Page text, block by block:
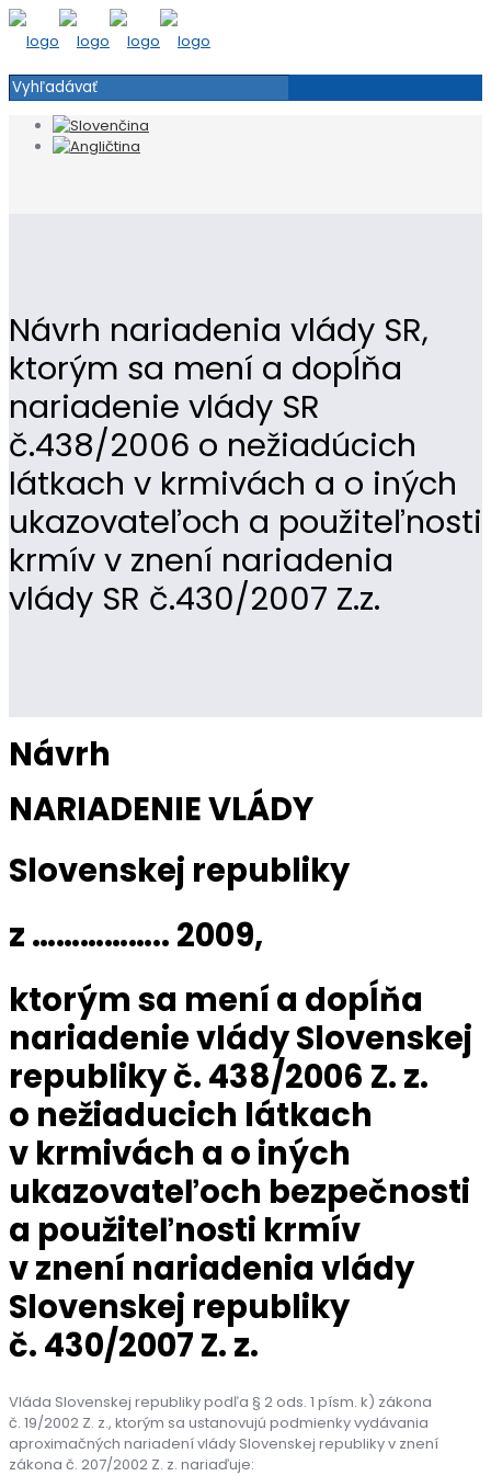
Návrh nariadenia vlády SR,
ktorým sa mení a dopĺňa
nariadenie vlády SR
č.438/2006 o nežiadúcich
látkach v krmivách a o iných
ukazovateľoch a použiteľnosti
krmív v znení nariadenia
vlády SR č.430/2007 Z.z.
Návrh
NARIADENIE VLÁDY
Slovenskej republiky
z …………….. 2009,
ktorým sa mení a dopĺňa
nariadenie vlády Slovenskej
republiky č. 438/2006 Z. z.
o nežiaducich látkach
v krmivách a o iných
ukazovateľoch bezpečnosti
a použiteľnosti krmív
v znení nariadenia vlády
Slovenskej republiky
č. 430/2007 Z. z.
Vláda Slovenskej republiky podľa § 2 ods. 1 písm. k) zákona
č. 19/2002 Z. z., ktorým sa ustanovujú podmienky vydávania
aproximačných nariadení vlády Slovenskej republiky v znení
zákona č. 207/2002 Z. z. nariaďuje: